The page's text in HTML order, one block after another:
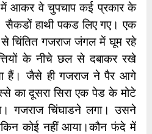
आकर वे चुपचाप कई प्रकार के
सैकडों हाथी पकड लिए गए। एक
चिंतित गजराज जंगल में घूम रहे
के नीचे छल से दबाकर रखे
हैं। जैसे ही गजराज ने पैर आगे
का दूसरा सिरा एक पेड के मोटे
गजराज चिंघाडने लगा। उसने
कोई नहीं आया।कौन फंदे में